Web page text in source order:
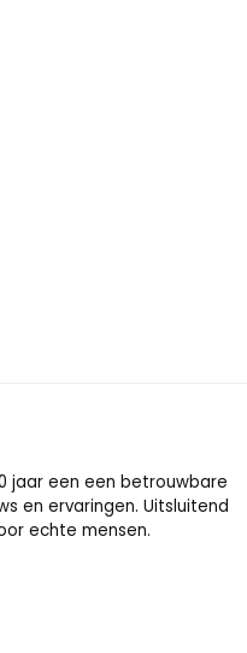
jaar een een betrouwbare
en ervaringen. Uitsluitend
echte mensen.